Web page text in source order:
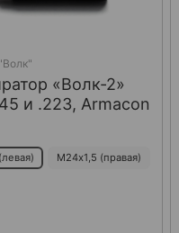
«Волк-2»
и .223, Armacon
М24х1,5 (правая)